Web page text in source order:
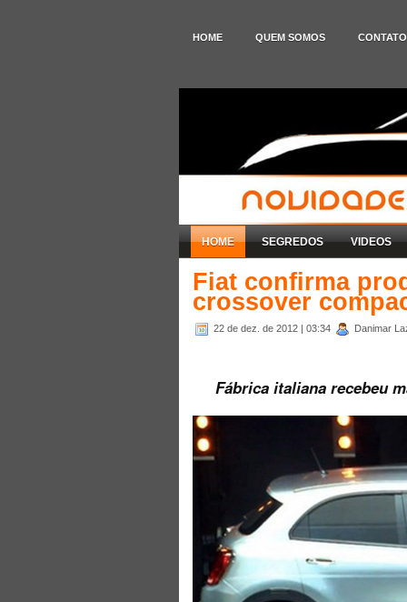
HOME QUEM SOMOS CONTATO
HOME SEGREDOS VIDEOS
Fiat confirma
crossover
22 de dez. de 2012 | 03:34 Danimar
Fábrica italiana recebeu